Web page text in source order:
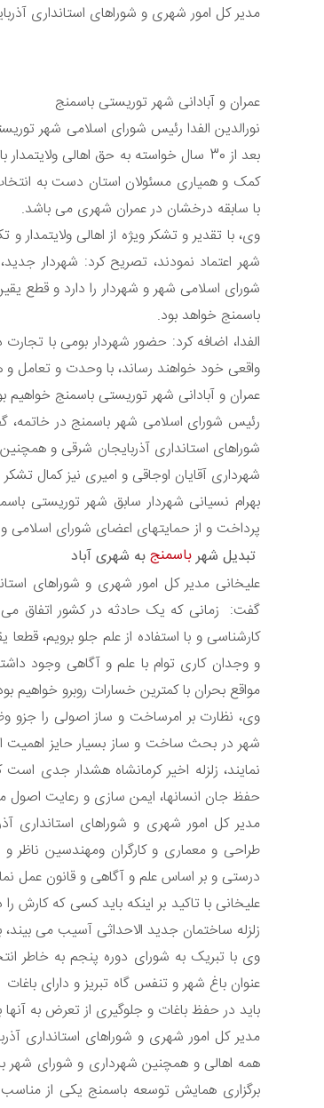
مدیر کل امور شهری و شوراهای استانداری
عمران و آبادانی شهر توریستی باسمنج
نورالدین الفدا رئیس شورای اسلامی شهر
بعد از 30 سال خواسته به حق اهالی
کمک و همیاری مسئولان استان دست به
با سابقه درخشان در عمران شهری می باشد.
وی، با تقدیر و تشکر ویژه از اهالی
شهر اعتماد نمودند، تصریح کرد: شهردار
شورای اسلامی شهر و شهردار را دارد و قطع
باسمنج خواهد بود.
الفدا، اضافه کرد: حضور شهردار بومی با
واقعی خود خواهند رساند، با وحدت و تعامل
عمران و آبادانی شهر توریستی باسمنج خواهیم
رئیس شورای اسلامی شهر باسمنج در خاتمه،
شوراهای استانداری آذربایجان شرقی و
شهرداری آقایان اوجاقی و امیری نیز کمال تشکر
بهرام نسیانی شهردار سابق شهر توریستی
پرداخت و از حمایتهای اعضای شورای اسلامی و
تبدیل شهرباسمنجبه شهری آباد
علیخانی مدیر کل امور شهری و شوراهای
گفت: زمانی که یک حادثه در کشور اتفاق
کارشناسی و با استفاده از علم جلو برویم،
و وجدان کاری توام با علم و آگاهی وجود
مواقع بحران با کمترین خسارات روبرو خواهیم
وی، نظارت بر امرساخت و ساز اصولی را جزو
شهر در بحث ساخت و ساز بسیار حایز
نمایند، زلزله اخیر کرمانشاه هشدار جدی
حفظ جان انسانها، ایمن سازی و رعایت
مدیر کل امور شهری و شوراهای استانداری
طراحی و معماری و کارگران ومهندسین ناظر و
درستی و بر اساس علم و آگاهی و قانون عمل
علیخانی با تاکید بر اینکه باید کسی که
زلزله ساختمان جدید الاحداثی آسیب می
وی با تبریک به شورای دوره پنجم به خاطر
عنوان باغ شهر و تنفس گاه تبریز و دارای
باید در حفظ باغات و جلوگیری از تعرض به
مدیر کل امور شهری و شوراهای استانداری
همه اهالی و همچنین شهرداری و شورای
برگزاری همایش توسعه باسمنج یکی از مناسب